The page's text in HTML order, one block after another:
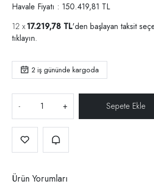
Havale Fiyatı : 150.419,81 TL
17.219,78 TL'den başlayan taksit
tıklayın.
2 iş gününde kargoda
- +
Ürün Yorumları